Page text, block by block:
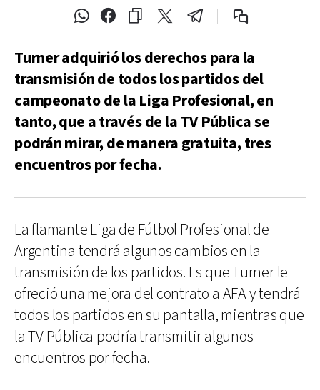
Turner adquirió los derechos para la
transmisión de todos los partidos del
campeonato de la Liga Profesional, en
tanto, que a través de la TV Pública se
podrán mirar, de manera gratuita, tres
encuentros por fecha.
La flamante Liga de Fútbol Profesional de
Argentina tendrá algunos cambios en la
transmisión de los partidos. Es que Turner le
ofreció una mejora del contrato a AFA y tendrá
todos los partidos en su pantalla, mientras que
la TV Pública podría transmitir algunos
encuentros por fecha.